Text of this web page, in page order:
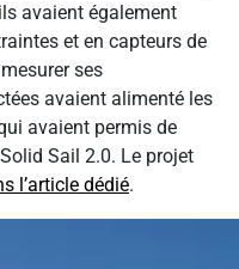
avaient également
et en capteurs de
ses
avaient alimenté les
avaient permis de
Sail 2.0. Le projet
l’article dédié.